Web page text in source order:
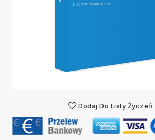
Dodaj Do Listy Życzeń